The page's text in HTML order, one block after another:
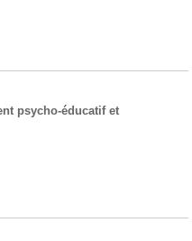
psycho-éducatif et